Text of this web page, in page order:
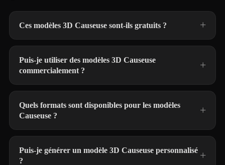
Ces modèles 3D Causeuse sont-ils gratuits ?
Puis-je utiliser des modèles 3D Causeuse
commercialement ?
Quels formats sont disponibles pour les modèles
Causeuse ?
Puis-je générer un modèle 3D Causeuse personnalisé
?